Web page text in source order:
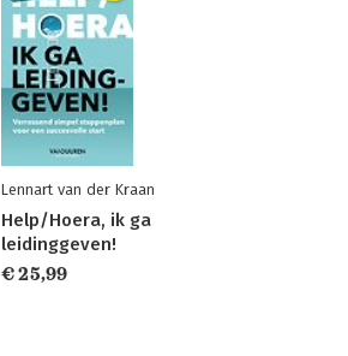
Lennart van der Kraan
Help/Hoera, ik ga
leidinggeven!
€ 25,99